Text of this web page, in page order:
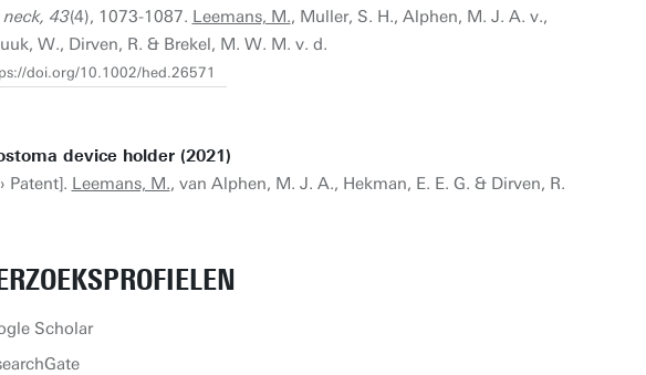
43(4), 1073-1087. Leemans, M., Muller, S. H., Alphen, M. J. A. v.,
W., Dirven, R. & Brekel, M. W. M. v. d.
doi.org/10.1002/hed.26571
device holder (2021)
Patent]. Leemans, M., van Alphen, M. J. A., Hekman, E. E. G. & Dirven, R.
Scholar